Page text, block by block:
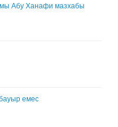
Абу Ханафи мазхабы
емес